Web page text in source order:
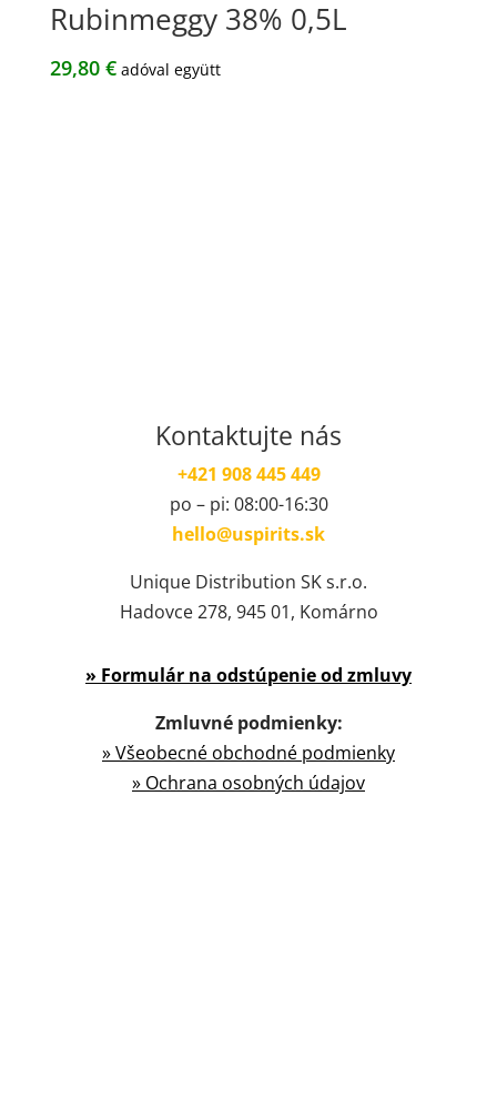
Rubinmeggy 38% 0,5L
29,80 € adóval együtt
Kontaktujte nás
+421 908 445 449
po – pi: 08:00-16:30
hello@uspirits.sk
Unique Distribution SK s.r.o.
Hadovce 278, 945 01, Komárno
» Formulár na odstúpenie od zmluvy
Zmluvné podmienky:
» Všeobecné obchodné podmienky
» Ochrana osobných údajov